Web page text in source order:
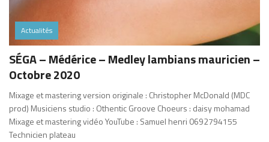
Actualités
SÉGA – Médérice – Medley lambians mauricien –
Octobre 2020
Mixage et mastering version originale : Christopher McDonald (MDC
prod) Musiciens studio : Othentic Groove Choeurs : daisy mohamad
Mixage et mastering vidéo YouTube : Samuel henri 0692794155
Technicien plateau